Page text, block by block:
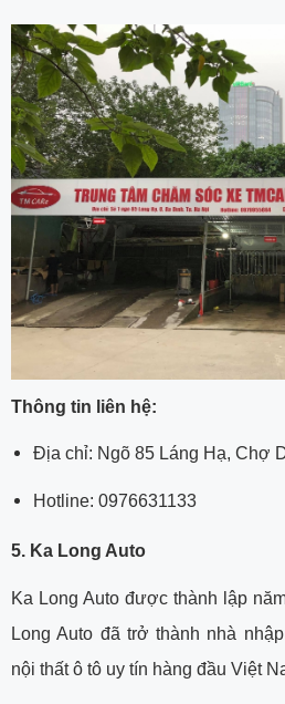
Thông tin liên hệ:
Địa chỉ: Ngõ 85 Láng Hạ, Chợ
Hotline: 0976631133
5. Ka Long Auto
Ka Long Auto được thành lập
Long Auto đã trở thành nhà
nội thất ô tô uy tín hàng đầu Việt